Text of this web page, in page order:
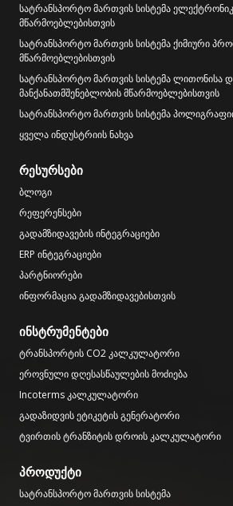
სატრანსპორტო მართვის სისტემა
მწარმოებლებისთვის
სატრანსპორტო მართვის სისტემა ქიმიური
მწარმოებლებისთვის
სატრანსპორტო მართვის სისტემა ლითონისა
მანქანათმშენებლობის მწარმოებლებისთვის
სატრანსპორტო მართვის სისტემა
ყველა ინდუსტრიის ნახვა
რესურსები
ბლოგი
რეფერენსები
გადამზიდავების ინტეგრაციები
ERP ინტეგრაციები
პარტნიორები
ინფორმაცია გადამზიდავებისთვის
ინსტრუმენტები
ტრანსპორტის CO2 კალკულატორი
ეროვნული დღესასწაულების მოძიება
Incoterms კალკულატორი
გადაზიდვის ეტიკეტის გენერატორი
ტვირთის ტრანზიტის დროის კალკულატორი
პროდუქტი
სატრანსპორტო მართვის სისტემა